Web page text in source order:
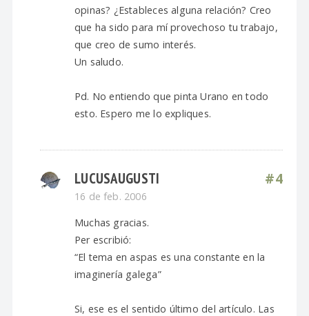
opinas? ¿Estableces alguna relación? Creo
que ha sido para mí provechoso tu trabajo,
que creo de sumo interés.
Un saludo.
Pd. No entiendo que pinta Urano en todo
esto. Espero me lo expliques.
#4
LUCUSAUGUSTI
16 de feb. 2006
Muchas gracias.
Per escribió:
“El tema en aspas es una constante en la
imaginería galega”
Si, ese es el sentido último del artículo. Las